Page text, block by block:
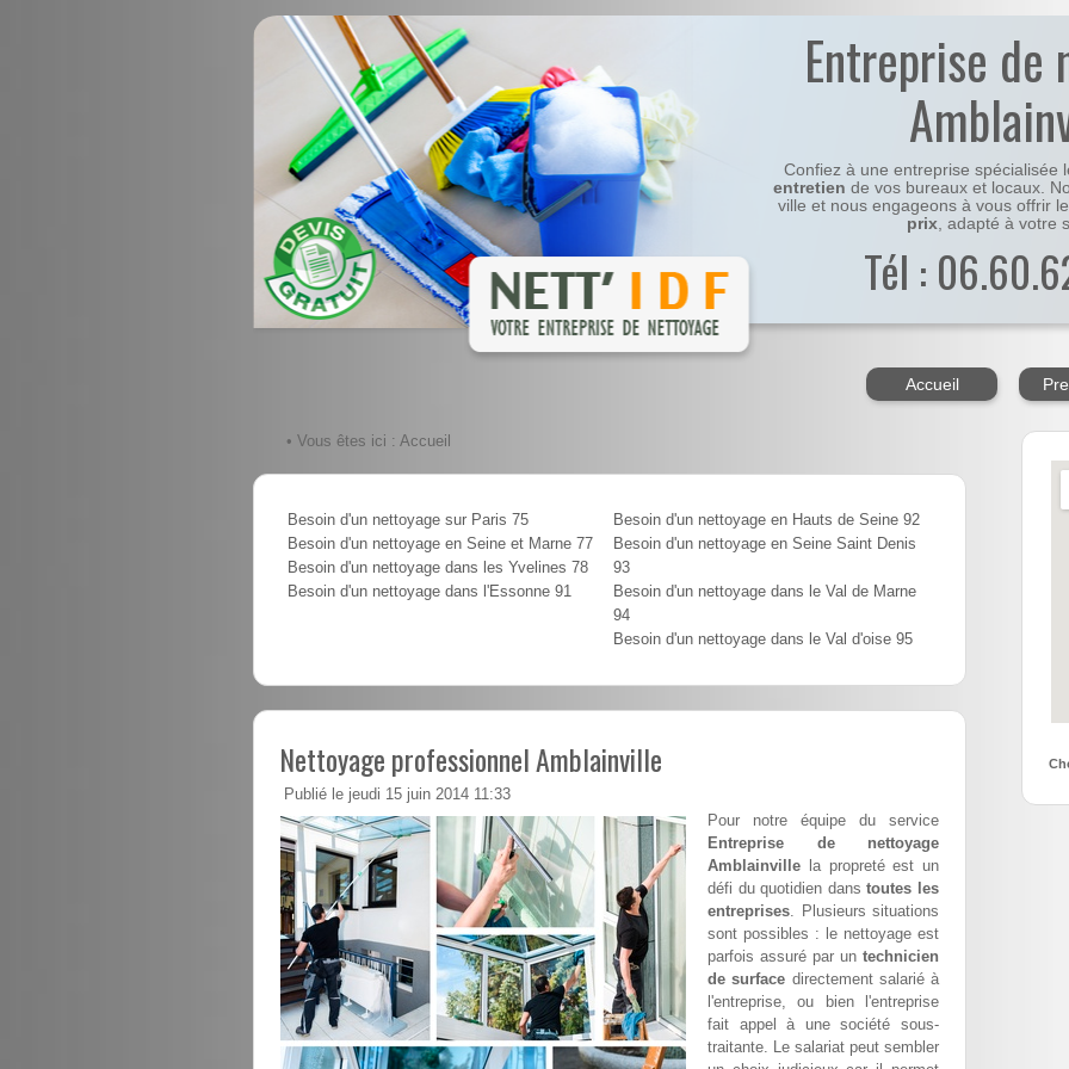
Entreprise de
Confiez à une entreprise spécialisée
entretien de vos bureaux et locaux.
ville et nous engageons à vous offrir le
prix, adapté à votre
Tél :
Accueil
• Vous êtes ici : Accueil
Besoin d'un nettoyage sur Paris 75
Besoin d'un nettoyage en Seine et Marne 77
Besoin d'un nettoyage dans les Yvelines 78
Besoin d'un nettoyage dans l'Essonne 91
Besoin d'un nettoyage en Hauts de Seine 92
Besoin d'un nettoyage en Seine Saint Denis
93
Besoin d'un nettoyage dans le Val de Marne
94
Besoin d'un nettoyage dans le Val d'oise 95
Nettoyage professionnel Amblainville
Publié le jeudi 15 juin 2014 11:33
Pour notre équipe du service
Entreprise de nettoyage
Amblainville la propreté est un
défi du quotidien danstoutes les
entreprises. Plusieurs situations
sont possibles : le nettoyage est
parfois assuré par un technicien
de surface directement salarié à
l'entreprise, ou bien l'entreprise
fait appel à une société sous-
traitante. Le salariat peut sembler